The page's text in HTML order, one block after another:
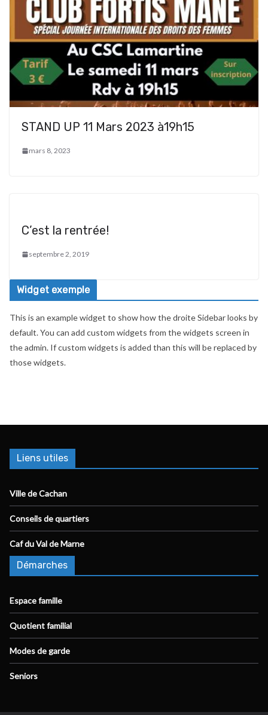
STAND UP 11 Mars 2023 à19h15
mars 8, 2023
C’est la rentrée!
septembre 2, 2019
Widget exemple
This is an example widget to show how the droite Sidebar looks by
default. You can add custom widgets from the widgets screen in
the admin. If custom widgets is added than this will be replaced by
those widgets.
Liens utiles
Ville de Cachan
Conseils de quartiers
Caf du Val de Marne
Démarches
Espace famille
Quotient familial
Modes de garde
Seniors